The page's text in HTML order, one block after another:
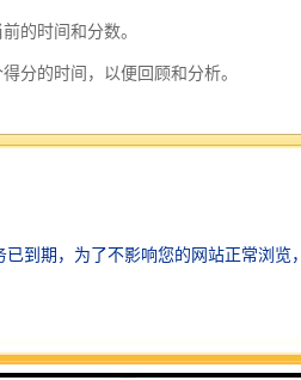
的时间和分数。
分的时间，以便回顾和分析。
、犯规次数等。
，如手机、平板、电脑等。
每个参与者都能得到的对待和准确